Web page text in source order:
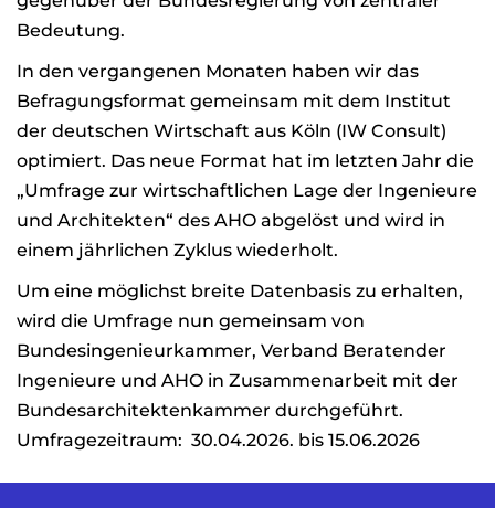
Bedeutung.
In den vergangenen Monaten haben wir das
Befragungsformat gemeinsam mit dem Institut
der deutschen Wirtschaft aus Köln (IW Consult)
optimiert. Das neue Format hat im letzten Jahr die
„Umfrage zur wirtschaftlichen Lage der Ingenieure
und Architekten“ des AHO abgelöst und wird in
einem jährlichen Zyklus wiederholt.
Um eine möglichst breite Datenbasis zu erhalten,
wird die Umfrage nun gemeinsam von
Bundesingenieurkammer, Verband Beratender
Ingenieure und AHO in Zusammenarbeit mit der
Bundesarchitektenkammer durchgeführt.
Umfragezeitraum: 30.04.2026. bis 15.06.2026